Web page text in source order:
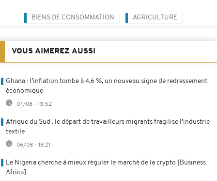
BIENS DE CONSOMMATION AGRICULTURE
VOUS AIMEREZ AUSSI
Ghana : l’inflation tombe à 4,6 %, un nouveau signe de redressement
économique
07/08 - 13:52
Afrique du Sud : le départ de travailleurs migrants fragilise l'industrie
textile
06/08 - 18:21
Le Nigeria cherche à mieux réguler le marché de la crypto [Business
Africa]